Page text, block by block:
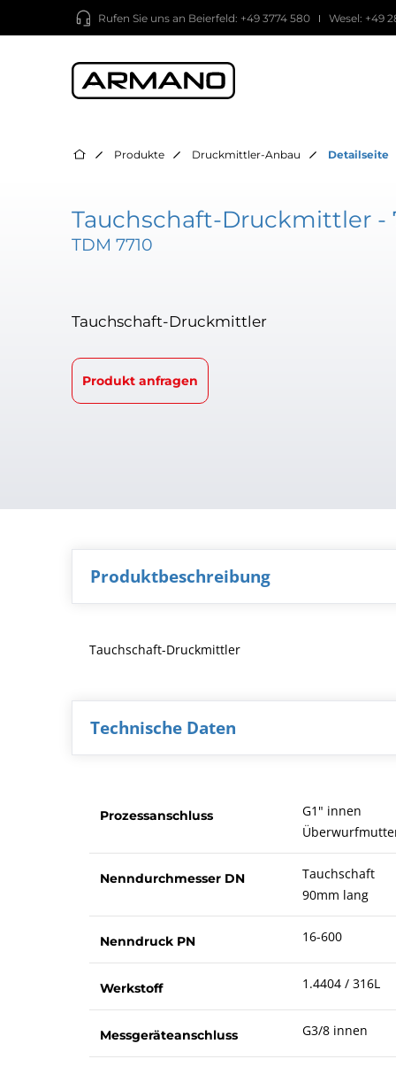
Rufen Sie uns an Beierfeld: +49 3774 580 Wesel: +49
Produkte Druckmittler-Anbau Detailseite
Tauchschaft-Druckmittler -
TDM 7710
Tauchschaft-Druckmittler
Produkt anfragen
Produktbeschreibung
Tauchschaft-Druckmittler
Technische Daten
Prozessanschluss
G1" innen
Nenndurchmesser DN
Tauchschaft
90mm lang
Nenndruck PN 16-600
Werkstoff 1.4404 / 316L
Messgeräteanschluss G3/8 innen